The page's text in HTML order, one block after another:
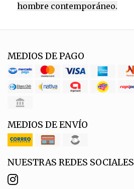
hombre contemporáneo.
MEDIOS DE PAGO
MEDIOS DE ENVÍO
NUESTRAS REDES SOCIALES